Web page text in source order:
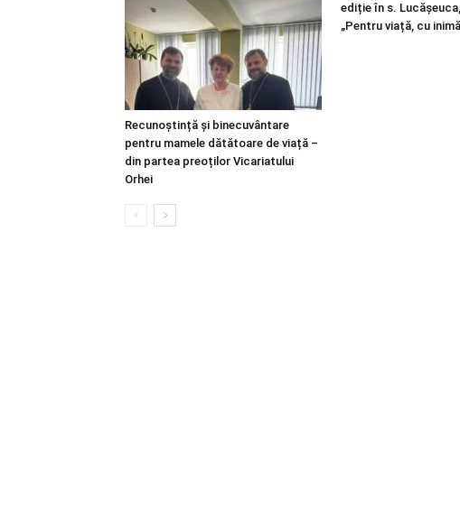
Recunoștință și binecuvântare
pentru mamele dătătoare de viață –
din partea preoților Vicariatului
Orhei
ediție în s.
„Pentru viață, cu